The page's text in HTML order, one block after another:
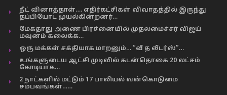
நீட் வினாத்தாள்…. எதிர்கட்சிகள் விவாதத்தில் இருந்து
தப்பியோட முயல்கின்றனர்…
மேகதாது அணை பிரச்னையில் முதலமைச்சர் விஜய்
மவுனம் கலைக்க…
ஒரு மக்கள் சக்தியாக மாறனும்… “வீ த லீடர்ஸ்”…
உங்களுடைய ஆட்சி முடிவில் கடன்தொகை 20 லட்சம்
கோடியாக…
2 நாட்களில் மட்டும் 17 பாலியல் வன்கொடுமை
சம்பவங்கள்……